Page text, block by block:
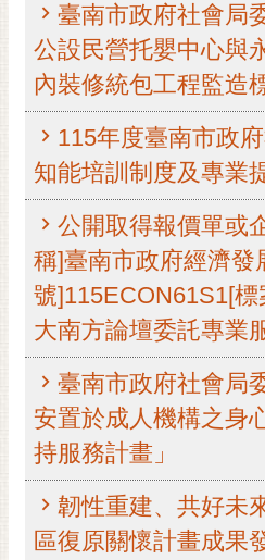
訂
RSS
電
信
箱
English
本
語
臺南市政府社會局
公設民營托嬰中心與
內裝修統包工程監造
115年度臺南市政
知能培訓制度及專業
公開取得報價單或
稱]臺南市政府經濟發
號]115ECON61S1[
大南方論壇委託專業
臺南市政府社會局
安置於成人機構之身
持服務計畫」
韌性重建、共好未
區復原關懷計畫成果